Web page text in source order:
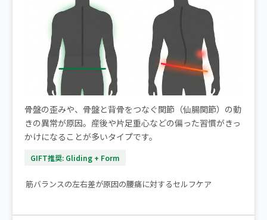
骨盤の歪みや、骨盤と背骨をつなぐ関節（仙腸関節）の動
きの異常が原因。産後や片足重心などの偏った習慣がきっ
かけになることが多いタイプです。
GIFT推奨: Gliding + Form
▶ 片側だけの腰痛｜痛みが楽になるストレッチ2選
筋バランスの左右差が原因の腰痛に対するセルフケア